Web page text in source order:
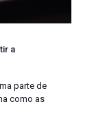
a
parte de
como as